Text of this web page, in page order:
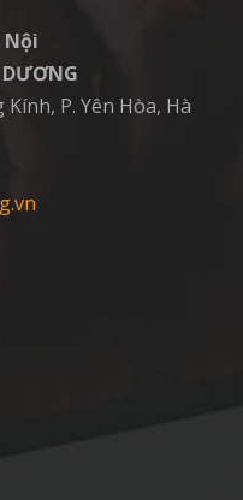
P. Yên Hòa, Hà